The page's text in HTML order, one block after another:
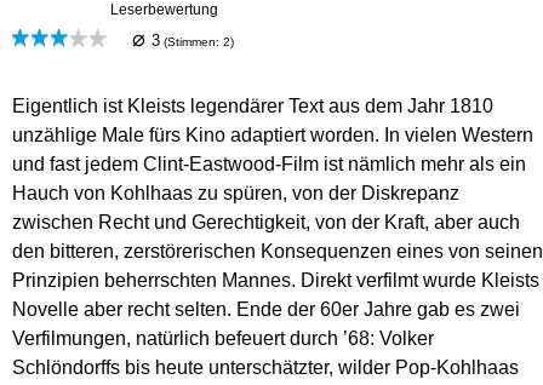
Leserbewertung
⌀ 3 (Stimmen: 2)
Eigentlich ist Kleists legendärer Text aus dem Jahr 1810
unzählige Male fürs Kino adaptiert worden. In vielen Western
und fast jedem Clint-Eastwood-Film ist nämlich mehr als ein
Hauch von Kohlhaas zu spüren, von der Diskrepanz
zwischen Recht und Gerechtigkeit, von der Kraft, aber auch
den bitteren, zerstörerischen Konsequenzen eines von seinen
Prinzipien beherrschten Mannes. Direkt verfilmt wurde Kleists
Novelle aber recht selten. Ende der 60er Jahre gab es zwei
Verfilmungen, natürlich befeuert durch ’68: Volker
Schlöndorffs bis heute unterschätzter, wilder Pop-Kohlhaas